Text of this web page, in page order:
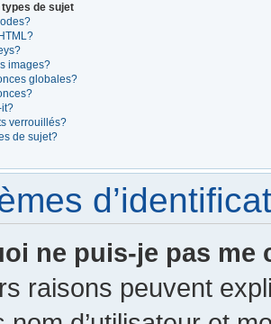
de sujet
images?
globales?
it?
verrouillés?
de sujet?
ne puis-je pas me
raisons peuvent